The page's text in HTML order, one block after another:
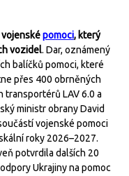
vojensképomoci, který
vozidel. Dar, oznámený
balíčků pomoci, které
přes 400 obrněných
LAV 6.0 a
ministr obrany David
vojenské pomoci
roky 2026–2027.
potvrdila dalších 20
Ukrajiny na pomoc